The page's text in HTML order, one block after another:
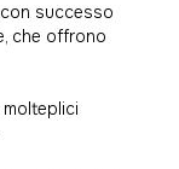
successo
che offrono